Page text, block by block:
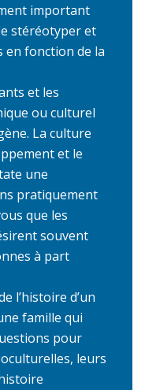
important
stéréotyper et
en fonction de la
et les
ou culturel
La culture
et le
une
pratiquement
que les
souvent
à part
l’histoire d’un
famille qui
pour
leurs